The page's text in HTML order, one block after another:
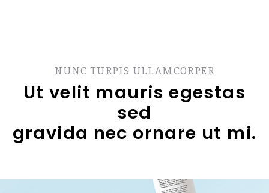
NUNC TURPIS ULLAMCORPER
Ut velit mauris egestas
sed
gravida nec ornare ut mi.